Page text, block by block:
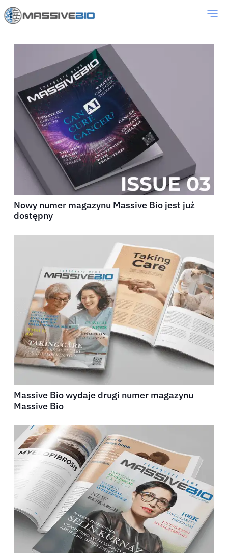
Nowy numer magazynu Massive Bio jest już
dostępny
Massive Bio wydaje drugi numer magazynu
Massive Bio